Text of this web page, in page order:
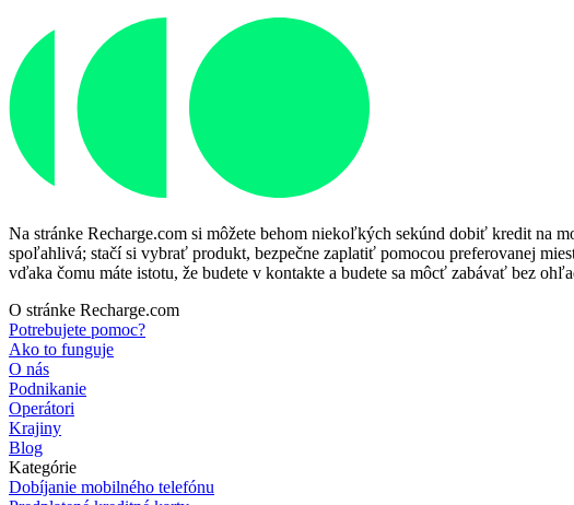
Na stránke Recharge.com si môžete behom niekoľkých sekúnd dobiť kredit na
spoľahlivá; stačí si vybrať produkt, bezpečne zaplatiť pomocou preferovanej
vďaka čomu máte istotu, že budete v kontakte a budete sa môcť zabávať bez
O stránke Recharge.com
Potrebujete pomoc?
Ako to funguje
O nás
Podnikanie
Operátori
Krajiny
Blog
Kategórie
Dobíjanie mobilného telefónu